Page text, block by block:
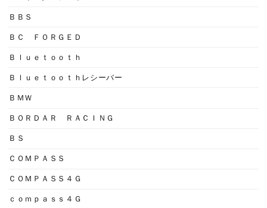
ＢＢＳ
ＢＣ ＦＯＲＧＥＤ
Ｂｌｕｅｔｏｏｔｈ
Ｂｌｕｅｔｏｏｔｈレシーバー
ＢＭＷ
ＢＯＲＤＡＲ ＲＡＣＩＮＧ
ＢＳ
ＣＯＭＰＡＳＳ
ＣＯＭＰＡＳＳ４Ｇ
ｃｏｍｐａｓｓ４Ｇ